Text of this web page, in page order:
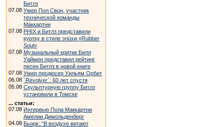
Битлз
07.08 Умер Пол Свон, участник
технической команды
Маккартни
07.08 PHIX и Битлз представили
куртку в стиле эпохи «Rubber
Soul»
07.08 Музыкальный критик Билл
Уаймен представил рейтинг
песен Битлз в новой книге
07.08 Умер продюсер Уильям Орбит
06.08 `Revolver`: 60 лет спустя
05.08 Скульптурную группу Битлз
установили в Томске
... статьи:
07.08 Интервью Пола Маккартни
Амелии Димольденберг
04.08 Бьорк: “В воздухе витают